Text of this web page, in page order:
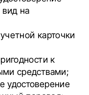
на
карточки
к
средствами;
удостоверение